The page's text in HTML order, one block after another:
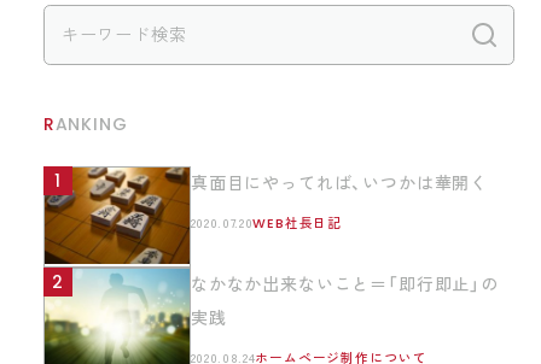
RANKING
真面目にやってれば、いつかは華開く
2020.07.20WEB社長日記
なかなか出来ないこと＝「即行即止」の
実践
2020.08.24ホームページ制作について